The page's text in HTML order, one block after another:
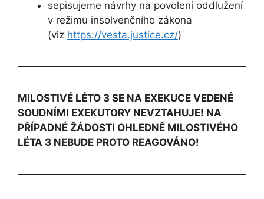
sepisujeme návrhy na povolení oddlužení
v režimu insolvenčního zákona
(viz https://vesta.justice.cz/)
MILOSTIVÉ LÉTO 3 SE NA EXEKUCE VEDENÉ
SOUDNÍMI EXEKUTORY NEVZTAHUJE! NA
PŘÍPADNÉ ŽÁDOSTI OHLEDNĚ MILOSTIVÉHO
LÉTA 3 NEBUDE PROTO REAGOVÁNO!